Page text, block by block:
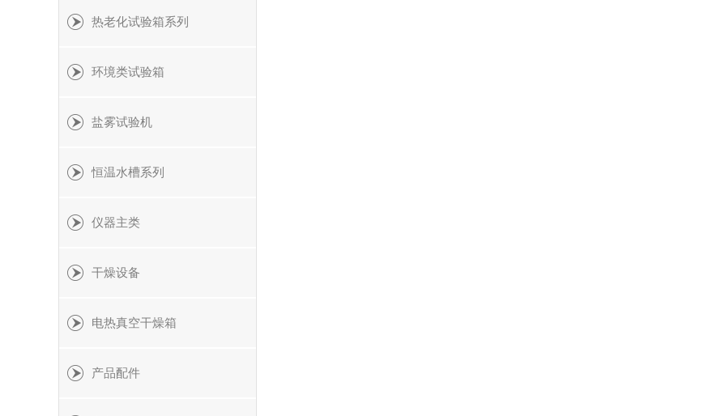
热老化试验箱系列
环境类试验箱
盐雾试验机
恒温水槽系列
仪器主类
干燥设备
电热真空干燥箱
产品配件